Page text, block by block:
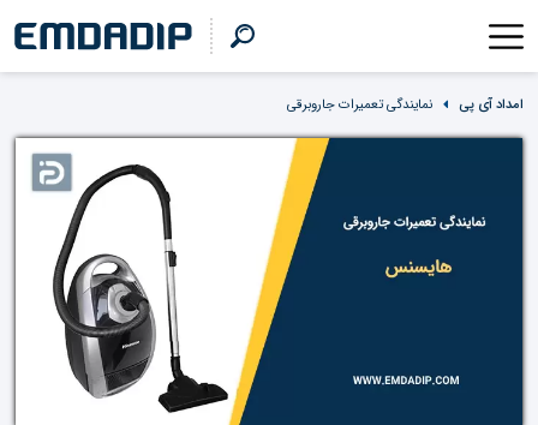
امداد آی پی نمایندگی تعمیرات جاروبرقی